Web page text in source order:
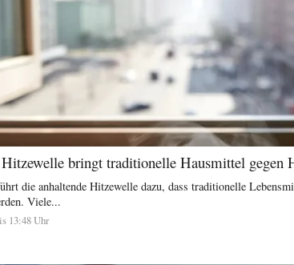
bringt traditionelle Hausmittel gegen
die anhaltende Hitzewelle dazu, dass traditionelle
Viele...
13:48 Uhr